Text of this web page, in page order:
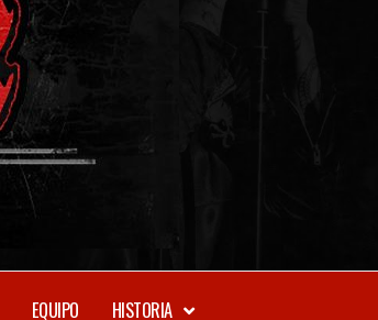
WEBZINE
EQUIPO HISTORIA